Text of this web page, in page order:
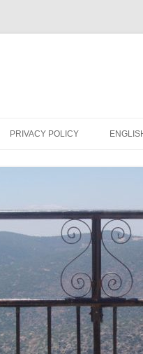
PRIVACY POLICY